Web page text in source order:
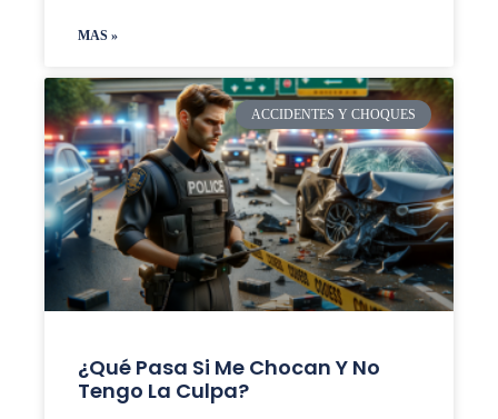
MAS »
ACCIDENTES Y CHOQUES
¿Qué Pasa Si Me Chocan Y No
Tengo La Culpa?